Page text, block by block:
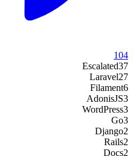
104
Escalated37
Laravel27
Filament6
AdonisJS3
WordPress3
Go3
Django2
Rails2
Docs2